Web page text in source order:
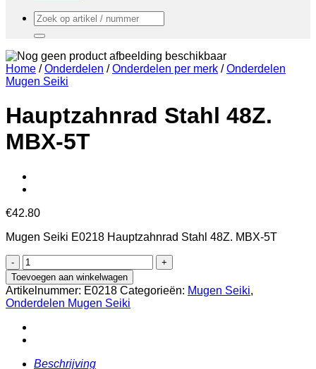
Zoeken
naar:
Home / Onderdelen / Onderdelen per merk / Onderdelen
Mugen Seiki
Hauptzahnrad Stahl 48Z.
MBX-5T
€42.80
Mugen Seiki E0218 Hauptzahnrad Stahl 48Z. MBX-5T
Hauptzahnrad
Stahl
48Z.
MBX-
5T
aantal
Toevoegen aan winkelwagen
Artikelnummer: E0218 Categorieën: Mugen Seiki,
Onderdelen Mugen Seiki
Beschrijving